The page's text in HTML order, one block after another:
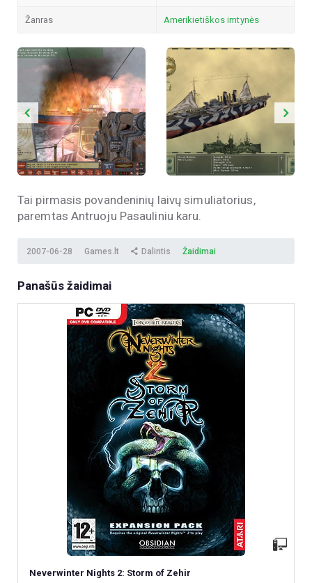
Žanras Amerikietiškos imtynės
Tai pirmasis povandeninių laivų simuliatorius,
paremtas Antruoju Pasauliniu karu.
2007-06-28 Games.lt Dalintis Žaidimai
Panašūs žaidimai
Neverwinter Nights 2: Storm of Zehir